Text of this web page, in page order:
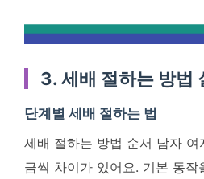
3. 세배 절하는 방법
단계별 세배 절하는 법
세배 절하는 방법 순서 남자
금씩 차이가 있어요. 기본 동작